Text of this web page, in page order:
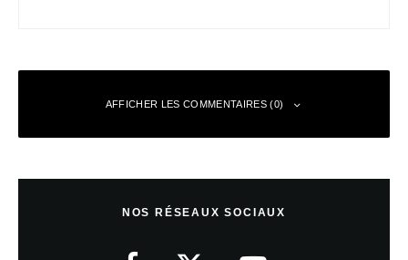
AFFICHER LES COMMENTAIRES (0)
NOS RÉSEAUX SOCIAUX